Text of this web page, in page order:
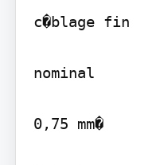
c�blage fin
nominal
0,75 mm�